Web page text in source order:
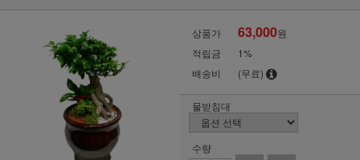
상품가 63,000원
적립금
1%
배송비
(무료)
물받침대
수량